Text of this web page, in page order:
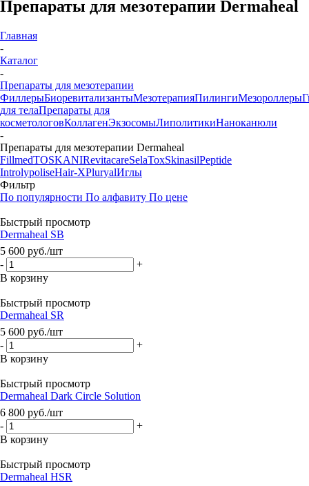
Препараты для мезотерапии Dermaheal
Главная
-
Каталог
-
Препараты для мезотерапии
ФиллерыБиоревитализантыМезотерапияПилингиМезороллеры
для телаПрепараты для
косметологовКоллагенЭкзосомыЛиполитикиНаноканюли
-
Препараты для мезотерапии Dermaheal
FillmedTOSKANIRevitacareSelaToxSkinasilPeptide
IntrolypoliseHair-XPluryalИглы
Фильтр
По популярности По алфавиту По цене
Быстрый просмотр
Dermaheal SB
5 600 руб./шт
-
+
В корзину
Быстрый просмотр
Dermaheal SR
5 600 руб./шт
-
+
В корзину
Быстрый просмотр
Dermaheal Dark Circle Solution
6 800 руб./шт
-
+
В корзину
Быстрый просмотр
Dermaheal HSR